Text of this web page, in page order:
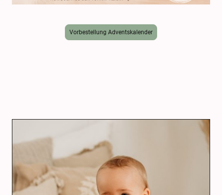
Vorbestellung Adventskalender